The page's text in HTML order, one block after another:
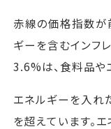
赤線の価格指数が
ギーを含むインフ
3.6%は、食料品や
エネルギーを入れ
を超えています。